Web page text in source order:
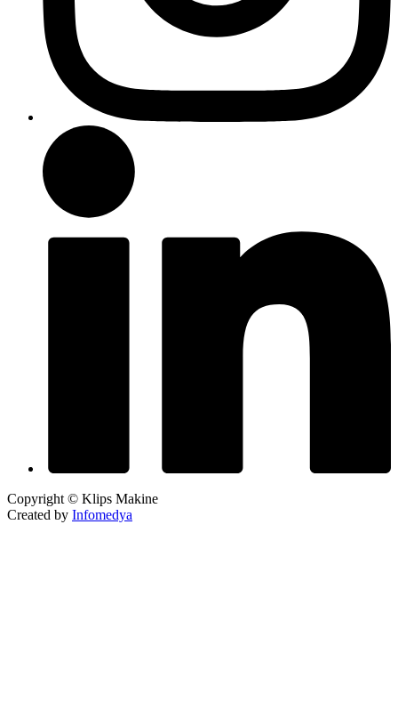
Copyright © Klips Makine
Created by Infomedya